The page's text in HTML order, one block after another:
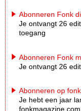
Abonneren Fonk
Je ontvangt 26
toegang
Abonneren Fonk
Je ontvangt 26
Abonneren op
Je hebt een jaar
fonkmagazine.com